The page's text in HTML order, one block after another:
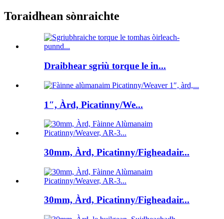
Toraidhean sònraichte
Draibhear sgriù torque le in...
1″, Àrd, Picatinny/We...
30mm, Àrd, Picatinny/Figheadair...
30mm, Àrd, Picatinny/Figheadair...